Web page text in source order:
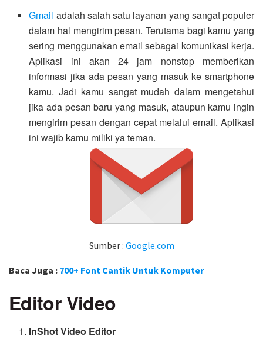
Gmail adalah salah satu layanan yang sangat populer
dalam hal mengirim pesan. Terutama bagi kamu yang
sering menggunakan email sebagai komunikasi kerja.
Aplikasi ini akan 24 jam nonstop memberikan
informasi jika ada pesan yang masuk ke smartphone
kamu. Jadi kamu sangat mudah dalam mengetahui
jika ada pesan baru yang masuk, ataupun kamu ingin
mengirim pesan dengan cepat melalui email. Aplikasi
ini wajib kamu miliki ya teman.
Sumber : Google.com
Baca Juga : 700+ Font Cantik Untuk Komputer
Editor Video
InShot Video Editor